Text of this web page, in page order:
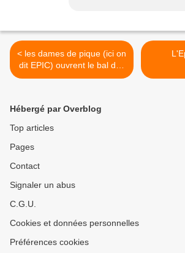
< les dames de pique (ici on
dit EPIC) ouvrent le bal des
maudits
Hébergé par Overblog
Top articles
Pages
Contact
Signaler un abus
C.G.U.
Cookies et données personnelles
Préférences cookies